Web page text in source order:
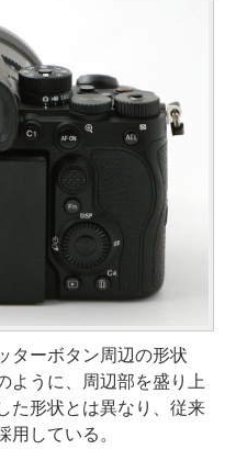
ターボタン周辺の形状
ように、周辺部を盛り上
た形状とは異なり、従来
用している。